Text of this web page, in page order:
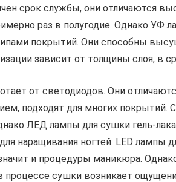
срок службы, они отличаются
раз в полугодие. Однако УФ
покрытий. Они способны
зависит от толщины слоя, в
от светодиодов. Они
подходят для многих покрытий.
ЛЕД лампы для сушки гель-
наращивания ногтей. LED лампы
и процедуры маникюра.
процессе сушки возникает